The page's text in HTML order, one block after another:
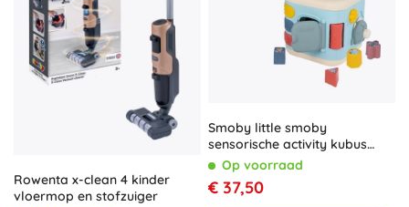
Rowenta x-clean 4 kinder
vloermop en stofzuiger
Smoby little smoby
sensorische activity kubus
voor kinderen
Op voorraad
€ 37,50